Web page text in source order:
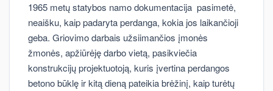
1965 metų statybos namo dokumentacija pasimetė,
neaišku, kaip padaryta perdanga, kokia jos laikančioji
geba. Griovimo darbais užsiimančios įmonės
žmonės, apžiūrėję darbo vietą, pasikviečia
konstrukcijų projektuotoją, kuris įvertina perdangos
betono būklę ir kitą dieną pateikia brėžinį, kaip turėtų